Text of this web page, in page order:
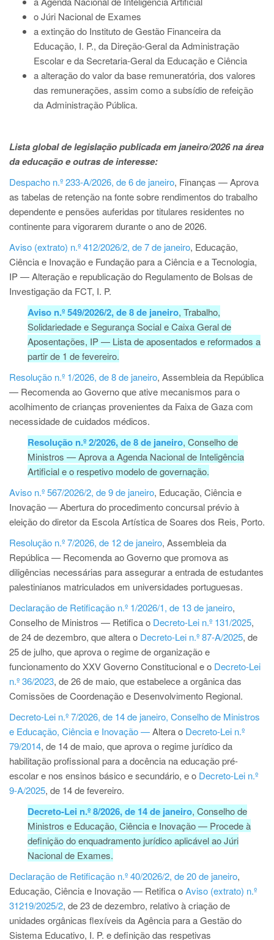
o Júri Nacional de Exames
a extinção do Instituto de Gestão Financeira da
Educação, I. P., da Direção-Geral da Administração
Escolar e da Secretaria-Geral da Educação e Ciência
a alteração do valor da base remuneratória, dos valores
das remunerações, assim como a subsídio de refeição
da Administração Pública.
Lista global de legislação publicada em janeiro/2026 na área
da educação e outras de interesse:
Despacho n.º 233-A/2026, de 6 de janeiro, Finanças — Aprova
as tabelas de retenção na fonte sobre rendimentos do trabalho
dependente e pensões auferidas por titulares residentes no
continente para vigorarem durante o ano de 2026.
Aviso (extrato) n.º 412/2026/2, de 7 de janeiro, Educação,
Ciência e Inovação e Fundação para a Ciência e a Tecnologia,
IP — Alteração e republicação do Regulamento de Bolsas de
Investigação da FCT, I. P.
Aviso n.º 549/2026/2, de 8 de janeiro, Trabalho,
Solidariedade e Segurança Social e Caixa Geral de
Aposentações, IP — Lista de aposentados e reformados a
partir de 1 de fevereiro.
Resolução n.º 1/2026, de 8 de janeiro, Assembleia da República
— Recomenda ao Governo que ative mecanismos para o
acolhimento de crianças provenientes da Faixa de Gaza com
necessidade de cuidados médicos.
Resolução n.º 2/2026, de 8 de janeiro, Conselho de
Ministros — Aprova a Agenda Nacional de Inteligência
Artificial e o respetivo modelo de governação.
Aviso n.º 567/2026/2, de 9 de janeiro, Educação, Ciência e
Inovação — Abertura do procedimento concursal prévio à
eleição do diretor da Escola Artística de Soares dos Reis, Porto.
Resolução n.º 7/2026, de 12 de janeiro, Assembleia da
República — Recomenda ao Governo que promova as
diligências necessárias para assegurar a entrada de estudantes
palestinianos matriculados em universidades portuguesas.
Declaração de Retificação n.º 1/2026/1, de 13 de janeiro,
Conselho de Ministros — Retifica o Decreto-Lei n.º 131/2025,
de 24 de dezembro, que altera o Decreto-Lei n.º 87-A/2025, de
25 de julho, que aprova o regime de organização e
funcionamento do XXV Governo Constitucional e o Decreto-Lei
n.º 36/2023, de 26 de maio, que estabelece a orgânica das
Comissões de Coordenação e Desenvolvimento Regional.
Decreto-Lei n.º 7/2026, de 14 de janeiro, Conselho de Ministros
e Educação, Ciência e Inovação —Altera o Decreto-Lei n.º
79/2014, de 14 de maio, que aprova o regime jurídico da
habilitação profissional para a docência na educação pré-
escolar e nos ensinos básico e secundário, e o Decreto-Lei n.º
9-A/2025, de 14 de fevereiro.
Decreto-Lei n.º 8/2026, de 14 de janeiro, Conselho de
Ministros e Educação, Ciência e Inovação — Procede à
definição do enquadramento jurídico aplicável ao Júri
Nacional de Exames.
Declaração de Retificação n.º 40/2026/2, de 20 de janeiro,
Educação, Ciência e Inovação — Retifica oAviso (extrato) n.º
31219/2025/2, de 23 de dezembro, relativo à criação de
unidades orgânicas flexíveis da Agência para a Gestão do
Sistema Educativo, I. P. e definição das respetivas